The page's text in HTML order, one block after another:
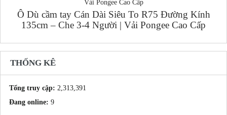
Ô Dù cầm tay Cán Dài Siêu To R75 Đường Kính
135cm – Che 3-4 Người | Vải Pongee Cao Cấp
THỐNG KÊ
Tổng truy cập: 2,313,391
Đang online: 9